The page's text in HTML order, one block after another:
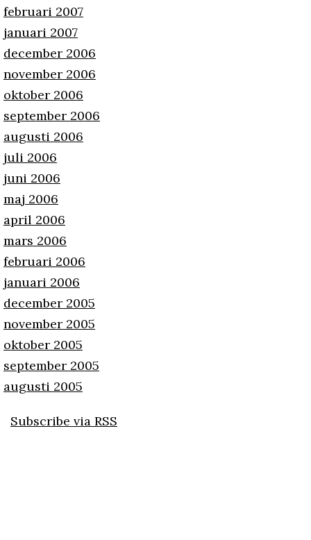
februari 2007
januari 2007
december 2006
november 2006
oktober 2006
september 2006
augusti 2006
juli 2006
juni 2006
maj 2006
april 2006
mars 2006
februari 2006
januari 2006
december 2005
november 2005
oktober 2005
september 2005
augusti 2005
Subscribe via RSS